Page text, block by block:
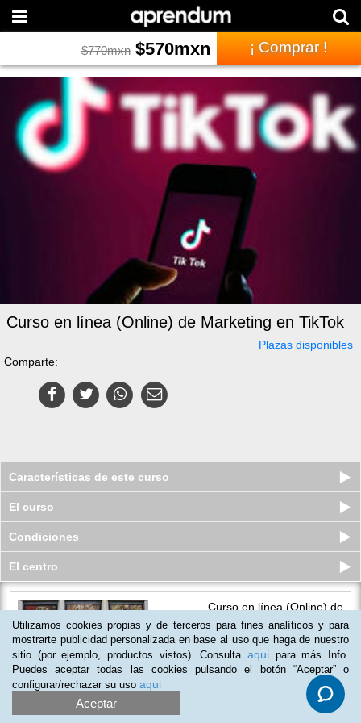
$770mxn $570mxn ¡ Comprar !
Curso en línea (Online) de Marketing en TikTok
Plazas disponibles
Comparte:
Características de este curso
El curso
Condiciones
El centro
Curso en línea (Online) de
Museología y Gestión Cultural
Plazas disponibles
1,160 mxn $1,160mxn
Utilizamos cookies propias y de terceros para fines analíticos y para
mostrarte publicidad personalizada en base al uso que haga de nuestro
sitio (por ejemplo, productos vistos). Consulta aqui para más Info.
Puedes aceptar todas las cookies pulsando el botón “Aceptar” o
configurar/rechazar su uso aqui
Aceptar